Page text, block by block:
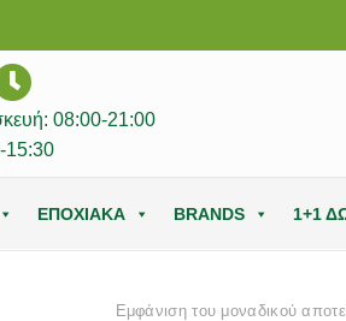
08:00-21:00
15:30
ΕΠΟΧΙΑΚΑ BRANDS 1+1
Εμφάνιση του μοναδικού